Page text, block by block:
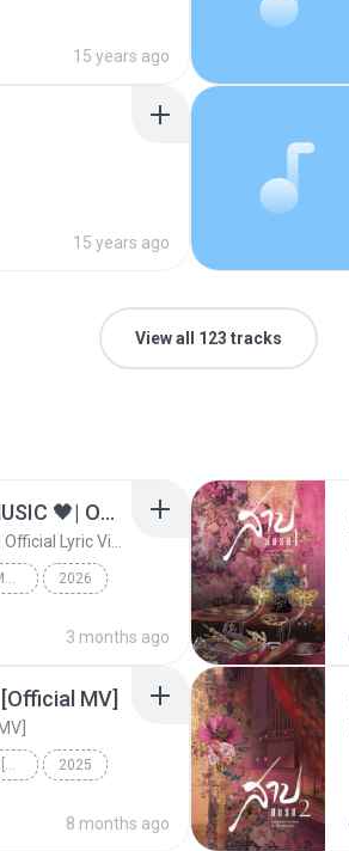
15 years ago
15 years ago
View all 123 tracks
ไม่มีใครรู้ตัวเรา– UNHEARD MUSIC 🖤| Official Lyric Video | เพลงสู้ชีวิต
ไม่มีใครรู้ตัวเรา– UNHEARD MUSIC 🖤| Official Lyric Video | เพลงสู้ชีวิต 2026
3 months ago
MV]
KRK - เธอทิ้งฉันไว้ Ft.N/A , HK [Official MV] 2025
8 months ago